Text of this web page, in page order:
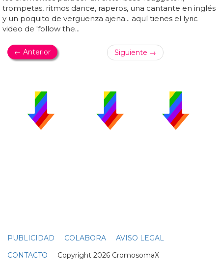
trompetas, ritmos dance, raperos, una cantante en inglés
y un poquito de vergüenza ajena... aquí tienes el lyric
video de 'follow the...
← Anterior Siguiente →
PUBLICIDAD COLABORA
AVISO LEGAL
CONTACTO Copyright 2026 CromosomaX